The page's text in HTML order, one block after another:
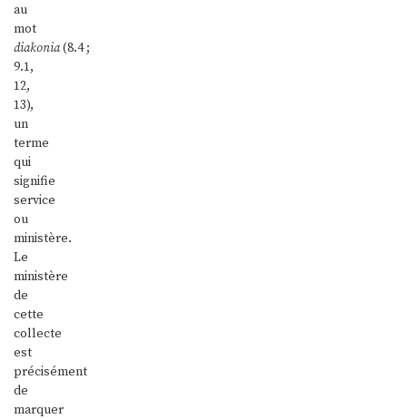
au
mot
diakonia(8.4 ;
9.1,
12,
13),
un
terme
qui
signifie
service
ou
ministère.
Le
ministère
de
cette
collecte
est
précisément
de
marquer